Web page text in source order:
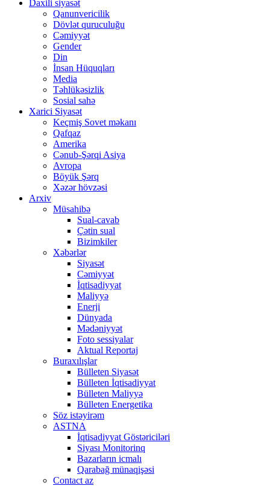
Daxili siyasət
Qanunvericilik
Dövlət quruculuğu
Cəmiyyət
Gender
Din
İnsan Hüquqları
Media
Təhlükəsizlik
Sosial sahə
Xarici Siyasət
Keçmiş Sovet məkanı
Qafqaz
Amerika
Cənub-Şərqi Asiya
Avropa
Böyük Şərq
Xəzər hövzəsi
Arxiv
Müsahibə
Sual-cavab
Çətin sual
Bizimkiler
Xəbərlər
Siyasət
Cəmiyyət
İqtisadiyyat
Maliyyə
Enerji
Dünyada
Mədəniyyət
Foto sessiyalar
Aktual Reportaj
Buraxılışlar
Bülleten Siyasət
Bülleten İqtisadiyyat
Bülleten Maliyyə
Bülleten Energetika
Söz istəyirəm
ASTNA
İqtisadiyyat Göstəriciləri
Siyası Monitorinq
Bazarların icmalı
Qarabağ münaqişəsi
Contact az